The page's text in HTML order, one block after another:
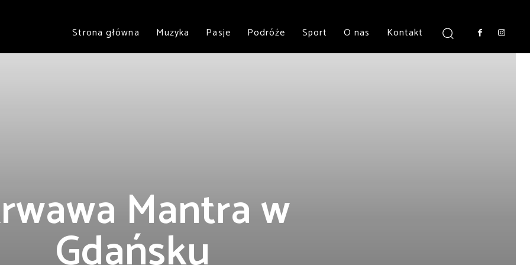
Strona główna Muzyka Pasje Podróże Sport O nas Kontakt
Mantra w